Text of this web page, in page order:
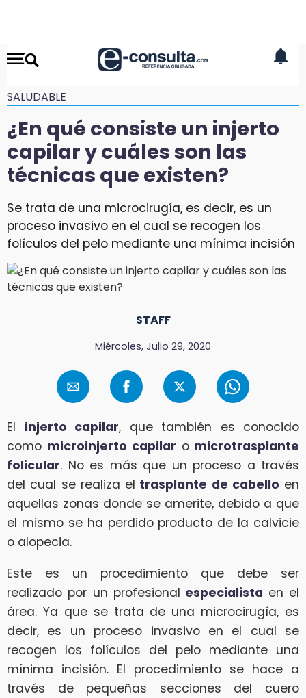
SALUDABLE
¿En qué consiste un injerto
capilar y cuáles son las
técnicas que existen?
Se trata de una microcirugía, es decir, es un
proceso invasivo en el cual se recogen los
folículos del pelo mediante una mínima incisión
STAFF
Miércoles, Julio 29, 2020
El injerto capilar, que también es conocido
como microinjerto capilar omicrotrasplante
folicular. No es más que un proceso a través
del cual se realiza el trasplante de cabello en
aquellas zonas donde se amerite, debido a que
el mismo se ha perdido producto de la calvicie
o alopecia.
Este es un procedimiento que debe ser
realizado por un profesional especialista en el
área. Ya que se trata de una microcirugía, es
decir, es un proceso invasivo en el cual se
recogen los folículos del pelo mediante una
mínima incisión. El procedimiento se hace a
través de pequeñas secciones del cuero